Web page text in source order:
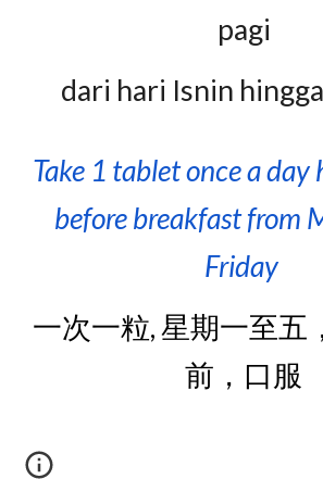
pagi
dari hari Isnin
Take 1 tablet once a day
before breakfastfrom
Friday
一次一粒, 星期一至五
前，口服